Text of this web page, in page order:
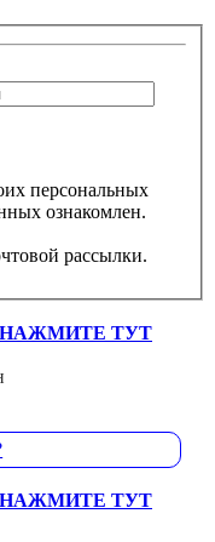
ознакомлен.
рассылки.
НАЖМИТЕ ТУТ
НАЖМИТЕ ТУТ